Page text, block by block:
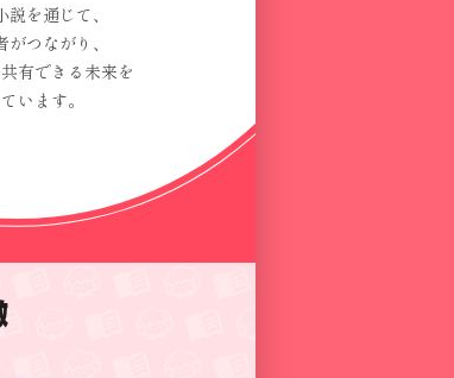
を通じて、
つながり、
有できる未来を
います。